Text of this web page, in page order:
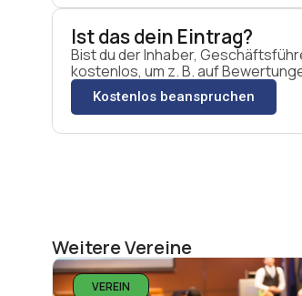
Ist das dein Eintrag?
Bist du der Inhaber,
kostenlos, um z. B. auf
Kostenlos beanspruchen
Weitere Vereine
VEREIN